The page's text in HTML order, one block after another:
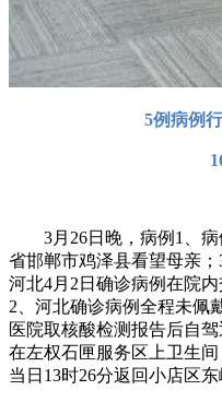
5例病例
3月26日晚，病例1、病
省邯郸市鸡泽县看望母亲
河北4月2日确诊病例在院
2、河北确诊病例全程未佩
医院取核酸检测报告后自
在左权石匣服务区上卫生
当日13时26分返回小店区东